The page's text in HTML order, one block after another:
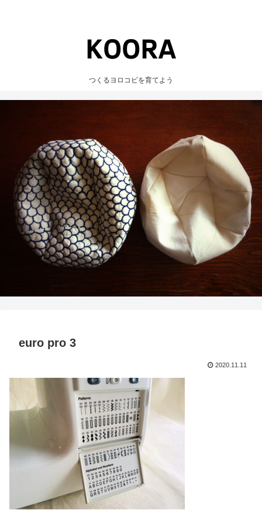
つくるヨロコビを育てよう
euro pro 3
2020.11.11